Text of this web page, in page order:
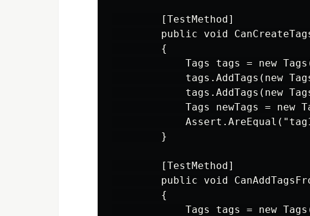
        [TestMethod]
public void
        {
Tags tags = new
tags.AddTags(new
tags.AddTags(new
Tags newTags = new
        }
        [TestMethod]
public void
        {
Tags tags = new